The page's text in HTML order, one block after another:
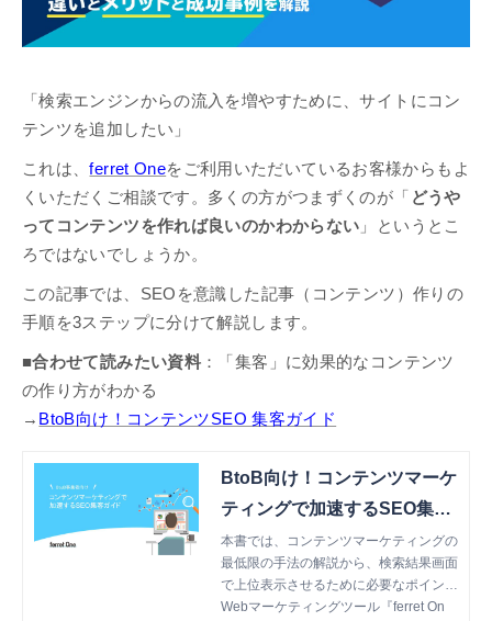
「検索エンジンからの流入を増やすために、サイトにコン
テンツを追加したい」
これは、ferret Oneをご利用いただいているお客様からもよ
くいただくご相談です。多くの方がつまずくのが「 どうや
ってコンテンツを作れば良いのかわからない 」というとこ
ろではないでしょうか。
この記事では、SEOを意識した記事（コンテンツ）作りの
手順を3ステップに分けて解説します。
■合わせて読みたい資料 ：「集客」に効果的なコンテンツ
の作り方がわかる
→ BtoB向け！コンテンツSEO 集客ガイド
BtoB向け！コンテンツマーケ
ティングで加速するSEO集客
ガイド
本書では、コンテンツマーケティングの
最低限の手法の解説から、検索結果画面
で上位表示させるために必要なポイント
を解説します。
Webマーケティングツール『ferret On